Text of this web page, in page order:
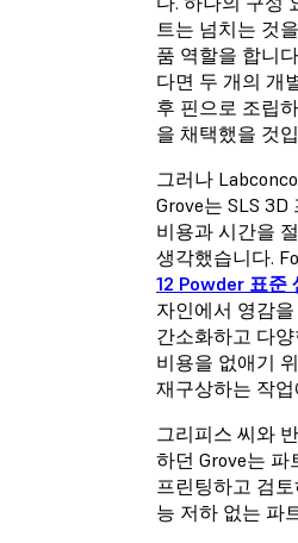
트는 넘치는 것
품 역할을 합니
다면 두 개의 개
후 핀으로 조립
을 채택했을 것
그러나
Grove는 SLS
비용과 시간을
생각했습니다.
12 Powder 표준
자인에서 영감
간소화하고 다
비용을 없애기
재구상하는 작
그리피스 씨와
하던 Grove는
프린팅하고 검
능 저하 없는 파